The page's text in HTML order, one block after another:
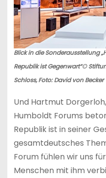
Blick in die Sonderausstellung
Republik ist Gegenwart“©
Schloss, Foto: David von Becker
Und Hartmut
Humboldt Forums
Republik ist in seiner
gesamtdeutsches
Forum fühlen wir uns
Menschen mit ihm